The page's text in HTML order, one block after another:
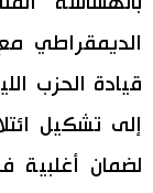
الديمقراطي
قيادة الحزب
إلى تشكيل
لضمان أغلبية